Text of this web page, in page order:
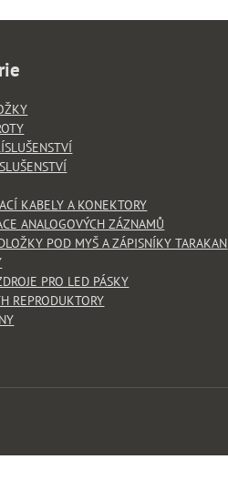
KABELY A KONEKTORY
ANALOGOVÝCH ZÁZNAMŮ
POD MYŠ A ZÁPISNÍKY TARAKAN
PRO LED PÁSKY
REPRODUKTORY